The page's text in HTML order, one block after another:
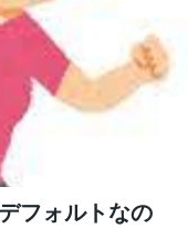
フォルトなの